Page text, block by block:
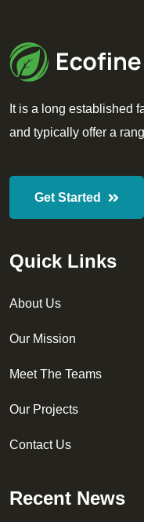
It is a long established
and typically offer a
Get Started
Quick Links
About Us
Our Mission
Meet The Teams
Our Projects
Contact Us
Recent News